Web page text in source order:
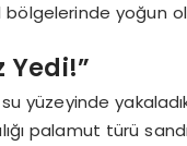
yoğun
Yedi!”
yüzeyinde
palamut türü